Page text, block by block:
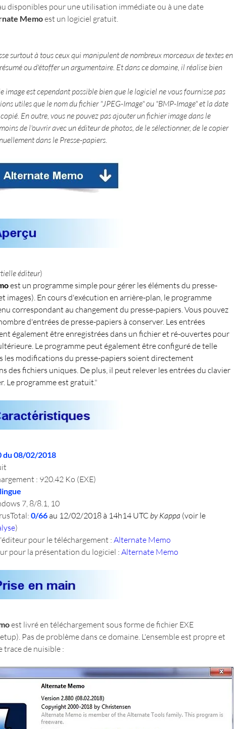
disponibles pour une utilisation immédiate ou à une date
Memo est un logiciel gratuit.
surtout à tous ceux qui manipulent de nombreux morceaux de textes en
ou d'étoffer un argumentaire. Et dans ce domaine, il réalise bien
image est cependant possible bien que le logiciel ne vous fournisse pas
utiles que le nom du fichier "JPEG-Image" ou "BMP-Image" et la date
En outre, vous ne pouvez pas ajouter un fichier image dans le
de l'ouvrir avec un éditeur de photos, de le sélectionner, de le copier
dans le Presse-papiers.
éditeur)
est un programme simple pour gérer les éléments du presse-
images). En cours d'exécution en arrière-plan, le programme
correspondant au changement du presse-papiers. Vous pouvez
d'entrées de presse-papiers à conserver. Les entrées
également être enregistrées dans un fichier et ré-ouvertes pour
Le programme peut également être configuré de telle
les modifications du presse-papiers soient directement
des fichiers uniques. De plus, il peut relever les entrées du clavier
Le programme est gratuit."
du 08/02/2018
: 920.42 Ko (EXE)
7, 8/8.1, 10
0/66 au 12/02/2018 à 14h14 UTC by Kappa
)
pour le téléchargement : Alternate Memo
pour la présentation du logiciel : Alternate Memo
est livré en téléchargement sous forme de fichier EXE
Pas de problème dans ce domaine. L'ensemble est propre et
trace de nuisible :